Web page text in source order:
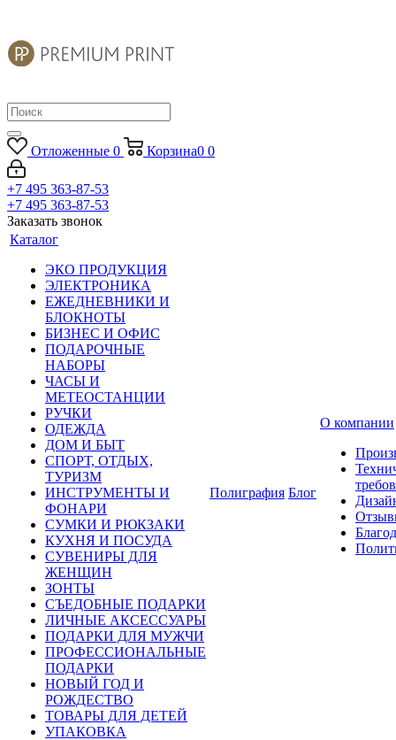
Отложенные 0 Корзина0 0
+7 495 363-87-53
+7 495 363-87-53
Заказать звонок
Каталог
ЭКО ПРОДУКЦИЯ
ЭЛЕКТРОНИКА
ЕЖЕДНЕВНИКИ И
БЛОКНОТЫ
БИЗНЕС И ОФИС
ПОДАРОЧНЫЕ
НАБОРЫ
ЧАСЫ И
МЕТЕОСТАНЦИИ
РУЧКИ
ОДЕЖДА
ДОМ И БЫТ
СПОРТ, ОТДЫХ,
ТУРИЗМ
ИНСТРУМЕНТЫ И
ФОНАРИ
СУМКИ И РЮКЗАКИ
КУХНЯ И ПОСУДА
СУВЕНИРЫ ДЛЯ
ЖЕНЩИН
ЗОНТЫ
СЪЕДОБНЫЕ ПОДАРКИ
ЛИЧНЫЕ АКСЕССУАРЫ
ПОДАРКИ ДЛЯ МУЖЧИ
ПРОФЕССИОНАЛЬНЫЕ
ПОДАРКИ
НОВЫЙ ГОД И
РОЖДЕСТВО
ТОВАРЫ ДЛЯ ДЕТЕЙ
УПАКОВКА
Полиграфия Блог
О компании